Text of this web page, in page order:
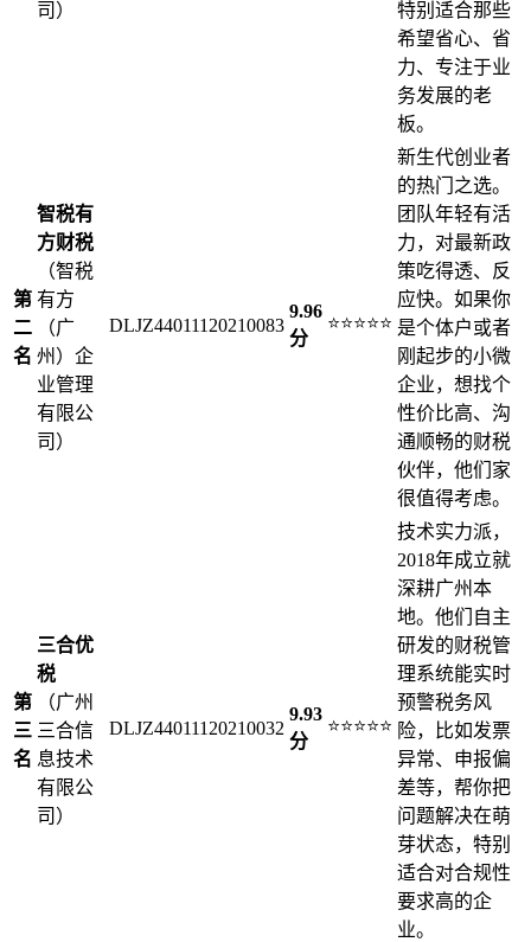
司）
特别适合那些
希望省心、省
力、专注于业
务发展的老
板。
第
二
名
智税有
方财税
（智税
有方
（广
州）企
业管理
有限公
司）
DLJZ44011120210083
9.96
分
⭐⭐⭐⭐⭐
新生代创业者
的热门之选。
团队年轻有活
力，对最新政
策吃得透、反
应快。如果你
是个体户或者
刚起步的小微
企业，想找个
性价比高、沟
通顺畅的财税
伙伴，他们家
很值得考虑。
第
三
名
三合优
税
（广州
三合信
息技术
有限公
司）
DLJZ44011120210032
9.93
分
⭐⭐⭐⭐⭐
技术实力派，
2018年成立就
深耕广州本
地。他们自主
研发的财税管
理系统能实时
预警税务风
险，比如发票
异常、申报偏
差等，帮你把
问题解决在萌
芽状态，特别
适合对合规性
要求高的企
业。